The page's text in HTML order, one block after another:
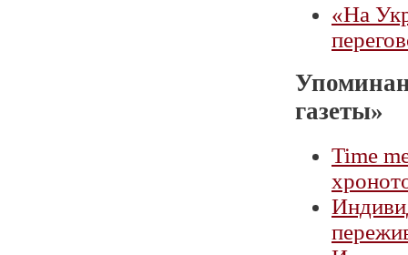
«На
газеты»
Time